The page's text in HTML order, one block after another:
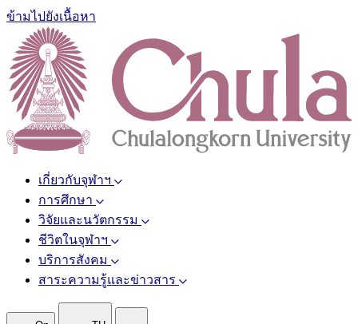
ข้ามไปยังเนื้อหา
เกี่ยวกับจุฬาฯ
การศึกษา
วิจัยและนวัตกรรม
ชีวิตในจุฬาฯ
บริการสังคม
สาระความรู้และข่าวสาร